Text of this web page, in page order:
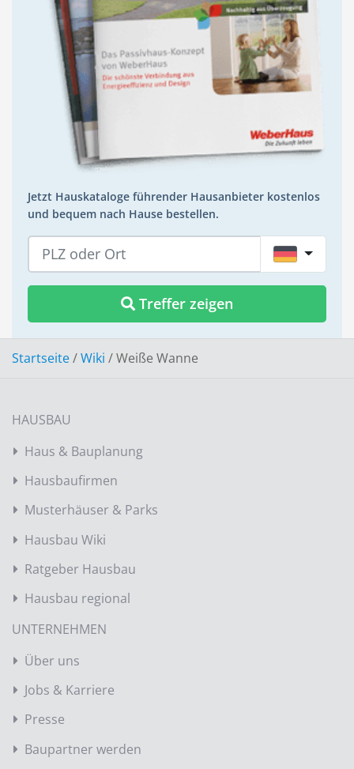
Jetzt Hauskataloge führender Hausanbieter kostenlos
und bequem nach Hause bestellen.
DE
Treffer zeigen
Startseite/Wiki /Weiße Wanne
HAUSBAU
Haus & Bauplanung
Hausbaufirmen
Musterhäuser & Parks
Hausbau Wiki
Ratgeber Hausbau
Hausbau regional
UNTERNEHMEN
Über uns
Jobs & Karriere
Presse
Baupartner werden